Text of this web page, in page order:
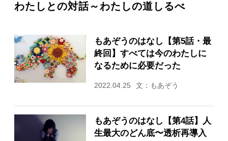
わたしとの対話～わたしの道しるべ
もあぞうのはなし【第5話・最
終回】すべては今のわたしに
なるために必要だった
2022.04.25 文：もあぞう
もあぞうのはなし【第4話】人
生最大のどん底〜透析再導入